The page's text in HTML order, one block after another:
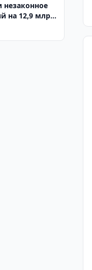
незаконное
на 12,9 млрд.